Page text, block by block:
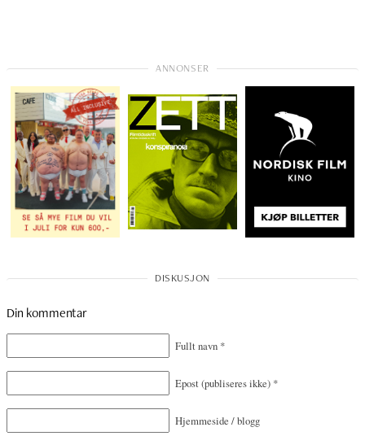
Din kommentar
Fullt navn *
Epost(publiseres ikke) *
Hjemmeside / blogg